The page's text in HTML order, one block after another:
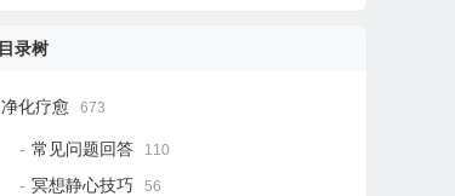
目录树
净化疗愈 673
常见问题回答 110
冥想静心技巧 56